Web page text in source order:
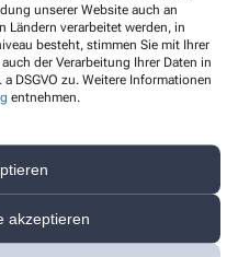
unserer Website auch an
Ländern verarbeitet werden, in
besteht, stimmen Sie mit Ihrer
der Verarbeitung Ihrer Daten in
DSGVO zu. Weitere Informationen
entnehmen.
akzeptieren
an einem